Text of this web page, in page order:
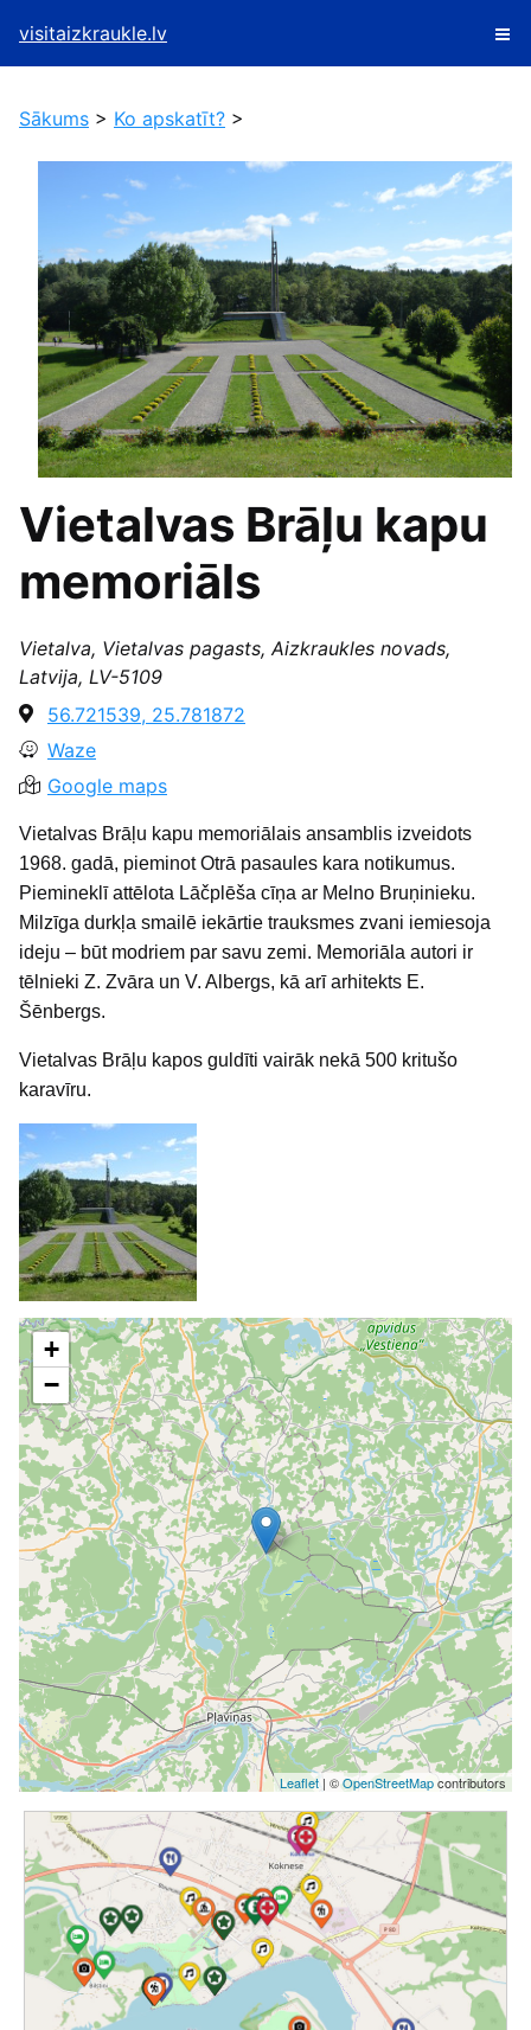
visitaizkraukle.lv
Sākums > Ko apskatīt? >
Vietalvas Brāļu kapu
memoriāls
Vietalva, Vietalvas pagasts, Aizkraukles novads,
Latvija, LV-5109
56.721539, 25.781872
Waze
Google maps
Vietalvas Brāļu kapu memoriālais ansamblis izveidots
1968. gadā, pieminot Otrā pasaules kara notikumus.
Piemineklī attēlota Lāčplēša cīņa ar Melno Bruņinieku.
Milzīga durkļa smailē iekārtie trauksmes zvani iemiesoja
ideju – būt modriem par savu zemi. Memoriāla autori ir
tēlnieki Z. Zvāra un V. Albergs, kā arī arhitekts E.
Šēnbergs.
Vietalvas Brāļu kapos guldīti vairāk nekā 500 kritušo
karavīru.
+
−
Leaflet | ©OpenStreetMapcontributors